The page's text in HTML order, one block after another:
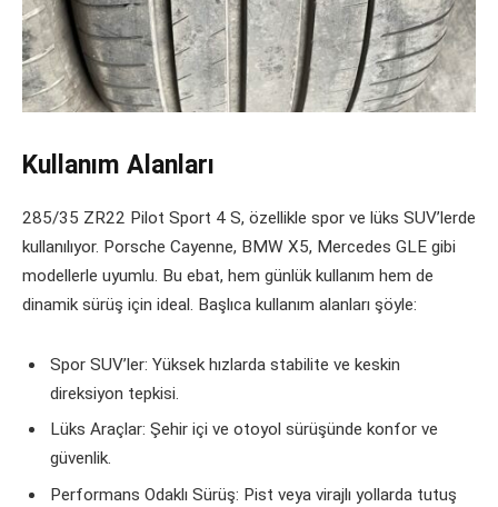
Kullanım Alanları
285/35 ZR22 Pilot Sport 4 S, özellikle spor ve lüks SUV’lerde
kullanılıyor. Porsche Cayenne, BMW X5, Mercedes GLE gibi
modellerle uyumlu. Bu ebat, hem günlük kullanım hem de
dinamik sürüş için ideal. Başlıca kullanım alanları şöyle:
Spor SUV’ler: Yüksek hızlarda stabilite ve keskin
direksiyon tepkisi.
Lüks Araçlar: Şehir içi ve otoyol sürüşünde konfor ve
güvenlik.
Performans Odaklı Sürüş: Pist veya virajlı yollarda tutuş